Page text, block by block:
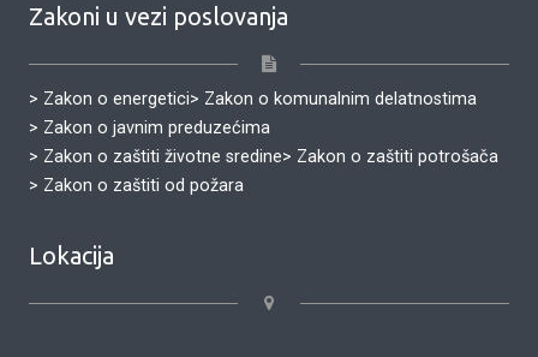
Zakoni u vezi poslovanja
> Zakon o energetici> Zakon o komunalnim delatnostima
> Zakon o javnim preduzećima
> Zakon o zaštiti životne sredine> Zakon o zaštiti potrošača
> Zakon o zaštiti od požara
Lokacija